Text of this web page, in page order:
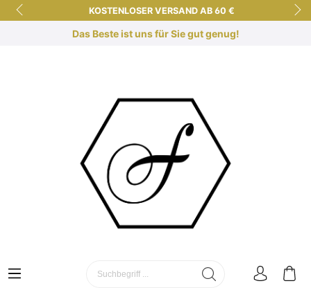
KOSTENLOSER VERSAND AB 60 €
KURZE LIEFERZEITEN
Das Beste ist uns für Sie gut genug!